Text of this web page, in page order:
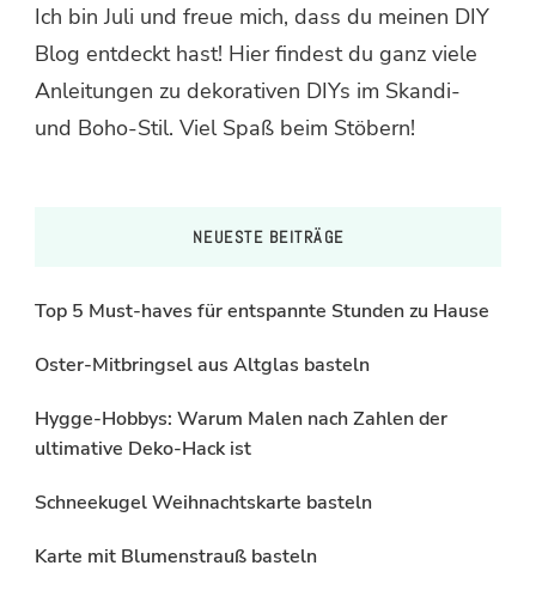
Ich bin Juli und freue mich, dass du meinen DIY
Blog entdeckt hast! Hier findest du ganz viele
Anleitungen zu dekorativen DIYs im Skandi-
und Boho-Stil. Viel Spaß beim Stöbern!
NEUESTE BEITRÄGE
Top 5 Must-haves für entspannte Stunden zu Hause
Oster-Mitbringsel aus Altglas basteln
Hygge-Hobbys: Warum Malen nach Zahlen der
ultimative Deko-Hack ist
Schneekugel Weihnachtskarte basteln
Karte mit Blumenstrauß basteln